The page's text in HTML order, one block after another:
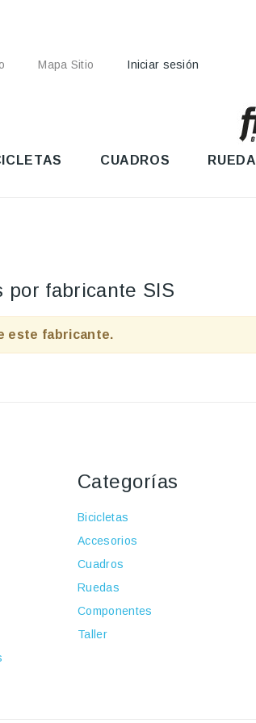
Mapa Sitio Iniciar sesión
CUADROS
por fabricante SIS
este fabricante.
Categorías
Bicicletas
Accesorios
Cuadros
Ruedas
Componentes
Taller